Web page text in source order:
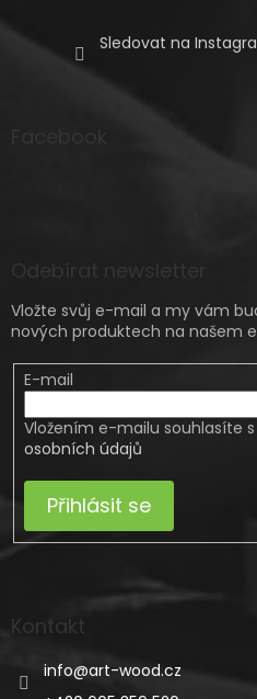
Sledovat na
Vložte svůj e-mail a my vám
nových produktech na našem
E-mail
Vložením e-mailu souhlasíte s
osobních údajů
Přihlásit se
Kontakt
info@art-wood.cz